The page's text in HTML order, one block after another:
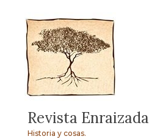
Skip
content
Revista Enraizada
Historia y cosas.